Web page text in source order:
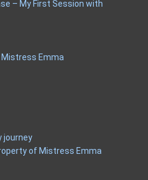
– My First Session with
Emma
journey
of Mistress Emma